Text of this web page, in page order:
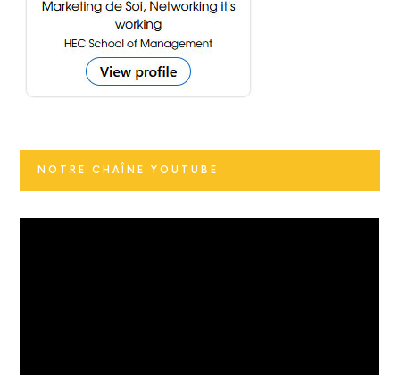
NOTRE CHAÎNE YOUTUBE